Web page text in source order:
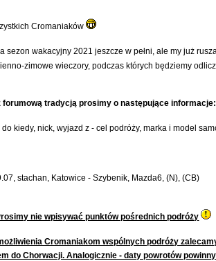
Cromaniaków
sezon wakacyjny 2021 jeszcze w pełni, ale my już
zimowe wieczory, podczas których będziemy
forumową tradycją prosimy o następujące informacje:
do kiedy, nick, wyjazd z - cel podróży, marka i model
stachan, Katowice - Szybenik, Mazda6, (N), (CB)
nie wpisywać punktów pośrednich podróży
Cromaniakom wspólnych podróży
do Chorwacji. Analogicznie - daty powrotów